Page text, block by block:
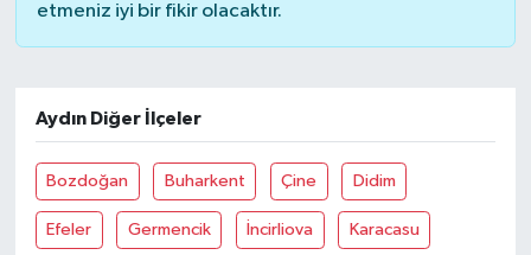
etmeniz iyi bir fikir olacaktır.
Aydın Diğer İlçeler
Bozdoğan Buharkent Çine Didim
Efeler Germencik İncirliova Karacasu